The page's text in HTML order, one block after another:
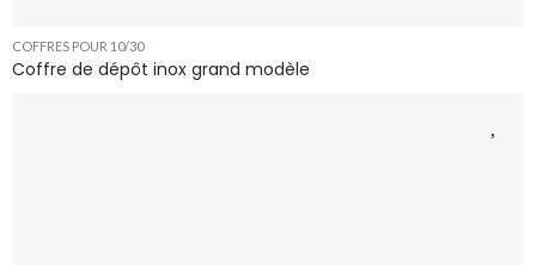
COFFRES POUR 10/30
Coffre de dépôt inox grand modèle